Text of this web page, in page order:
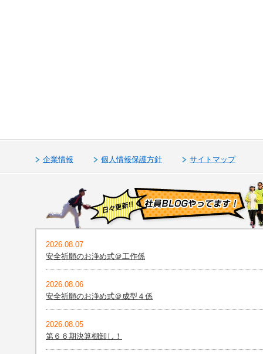
企業情報 個人情報保護方針 サイトマップ
2026.08.07
安全祈願のお浄め式＠工作係
2026.08.06
安全祈願のお浄め式＠成型４係
2026.08.05
第６６期決算棚卸し！